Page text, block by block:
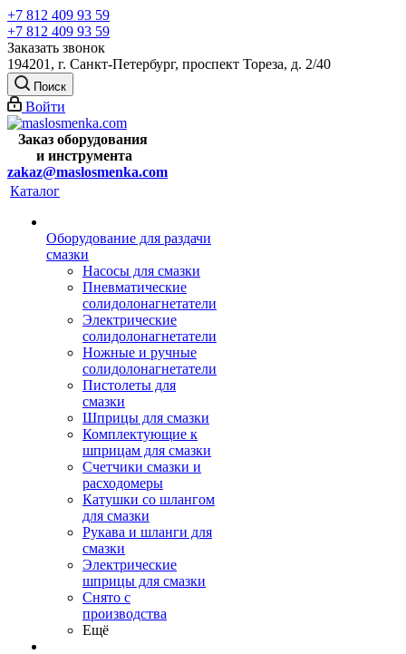
+7 812 409 93 59
+7 812 409 93 59
Заказать звонок
194201, г. Санкт-Петербург, проспект Тореза, д. 2/40
Поиск
Войти
Заказ оборудования
и инструмента
zakaz@maslosmenka.com
Каталог
Оборудование для раздачи
смазки
Насосы для смазки
Пневматические
солидолонагнетатели
Электрические
солидолонагнетатели
Ножные и ручные
солидолонагнетатели
Пистолеты для
смазки
Шприцы для смазки
Комплектующие к
шприцам для смазки
Счетчики смазки и
расходомеры
Катушки со шлангом
для смазки
Рукава и шланги для
смазки
Электрические
шприцы для смазки
Снято с
производства
Ещё